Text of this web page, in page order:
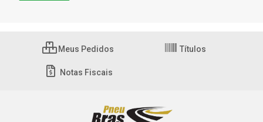
Meus Pedidos Títulos
Notas Fiscais